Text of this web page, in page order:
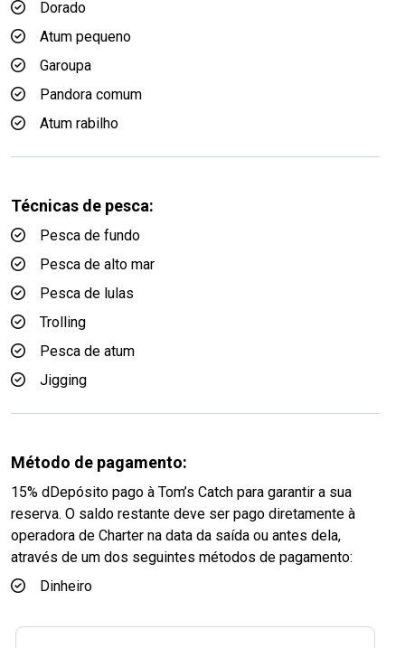
Dorado
Atum pequeno
Garoupa
Pandora comum
Atum rabilho
Técnicas de pesca:
Pesca de fundo
Pesca de alto mar
Pesca de lulas
Trolling
Pesca de atum
Jigging
Método de pagamento:
15% dDepósito pago à Tom’s Catch para garantir a sua
reserva. O saldo restante deve ser pago diretamente à
operadora de Charter na data da saída ou antes dela,
através de um dos seguintes métodos de pagamento:
Dinheiro